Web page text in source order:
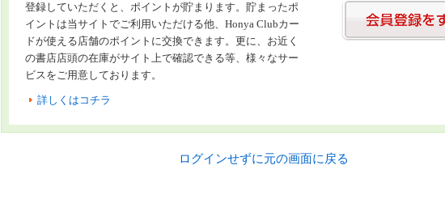
登録していただくと、ポイントが貯まります。貯まったポ
イントは当サイトでご利用いただける他、Honya Clubカー
ドが使える店舗のポイントに交換できます。更に、お近く
の書店店頭の在庫がサイト上で確認できる等、様々なサー
ビスをご用意しております。
詳しくはコチラ
ログインせずに元の画面に戻る